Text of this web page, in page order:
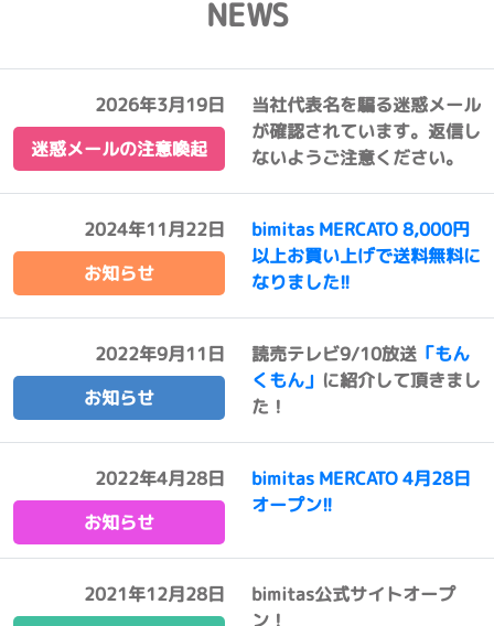
NEWS
2026年3月19日
迷惑メールの注意喚起
当社代表名を騙る迷惑メール
が確認されています。返信し
ないようご注意ください。
2024年11月22日
お知らせ
bimitas MERCATO 8,000円
以上お買い上げで送料無料に
なりました!!
2022年9月11日
お知らせ
読売テレビ9/10放送 「もん
くもん」 に紹介して頂きまし
た！
2022年4月28日
お知らせ
bimitas MERCATO 4月28日
オープン!!
2021年12月28日
bimitas公式サイトオープ
ン！